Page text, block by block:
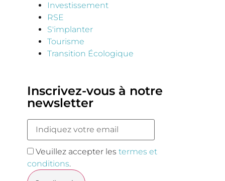
Investissement
RSE
S'implanter
Tourisme
Transition Écologique
Inscrivez-vous à notre
newsletter
Veuillez accepter lestermes et
conditions.